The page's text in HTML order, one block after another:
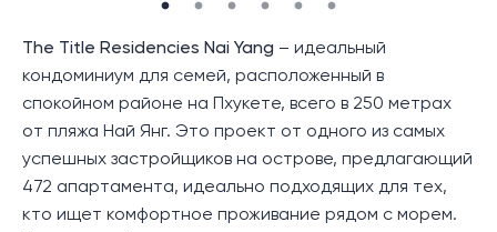
The Title Residencies Nai Yang – идеальный
кондоминиум для семей, расположенный в
спокойном районе на Пхукете, всего в 250 метрах
от пляжа Най Янг. Это проект от одного из самых
успешных застройщиков на острове, предлагающий
472 апартамента, идеально подходящих для тех,
кто ищет комфортное проживание рядом с морем.